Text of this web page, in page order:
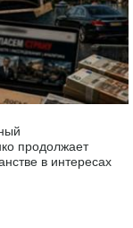
продолжает
в интересах